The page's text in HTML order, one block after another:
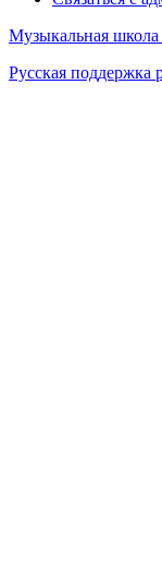
Музыкальная
Русская поддержка